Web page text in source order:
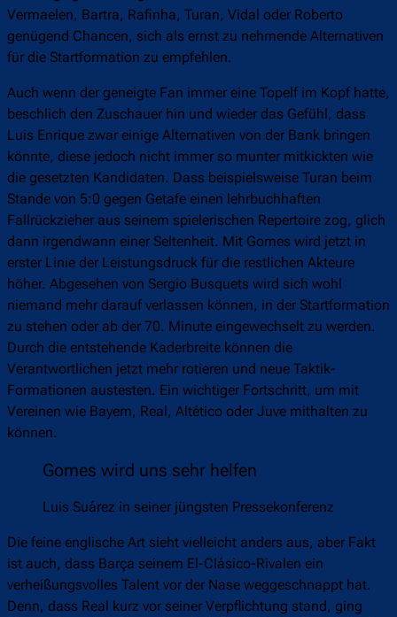
Vermaelen, Bartra, Rafinha, Turan, Vidal oder Roberto
genügend Chancen, sich als ernst zu nehmende Alternativen
für die Startformation zu empfehlen.
Auch wenn der geneigte Fan immer eine Topelf im Kopf hatte,
beschlich den Zuschauer hin und wieder das Gefühl, dass
Luis Enrique zwar einige Alternativen von der Bank bringen
könnte, diese jedoch nicht immer so munter mitkickten wie
die gesetzten Kandidaten. Dass beispielsweise Turan beim
Stande von 5:0 gegen Getafe einen lehrbuchhaften
Fallrückzieher aus seinem spielerischen Repertoire zog, glich
dann irgendwann einer Seltenheit. Mit Gomes wird jetzt in
erster Linie der Leistungsdruck für die restlichen Akteure
höher. Abgesehen von Sergio Busquets wird sich wohl
niemand mehr darauf verlassen können, in der Startformation
zu stehen oder ab der 70. Minute eingewechselt zu werden.
Durch die entstehende Kaderbreite können die
Verantwortlichen jetzt mehr rotieren und neue Taktik-
Formationen austesten. Ein wichtiger Fortschritt, um mit
Vereinen wie Bayern, Real, Altético oder Juve mithalten zu
können.
Gomes wird uns sehr helfen
Luis Suárez in seiner jüngsten Pressekonferenz
Die feine englische Art sieht vielleicht anders aus, aber Fakt
ist auch, dass Barça seinem El-Clásico-Rivalen ein
verheißungsvolles Talent vor der Nase weggeschnappt hat.
Denn, dass Real kurz vor seiner Verpflichtung stand, ging